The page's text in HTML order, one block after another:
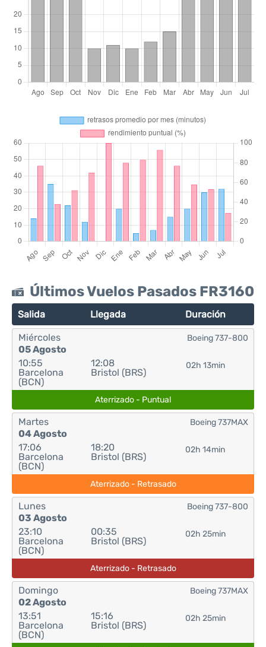
Últimos Vuelos Pasados FR3160
Salida Llegada Duración
Miércoles
05 Agosto
10:55
Barcelona
(BCN)
12:08
Bristol (BRS)
02h 13min
Boeing 737-800
Aterrizado - Puntual
Martes
04 Agosto
17:06
Barcelona
(BCN)
18:20
Bristol (BRS)
02h 14min
Boeing 737MAX
Aterrizado - Retrasado
Lunes
03 Agosto
23:10
Barcelona
(BCN)
00:35
Bristol (BRS)
02h 25min
Boeing 737-800
Aterrizado - Retrasado
Domingo
02 Agosto
13:51
Barcelona
(BCN)
15:16
Bristol (BRS)
02h 25min
Boeing 737MAX